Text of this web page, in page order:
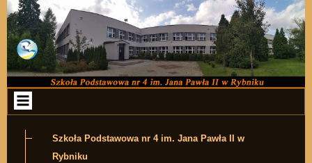
Przejdź do zawartości
Szkoła Podstawowa nr 4 im. Jana Pawła II w
Rybniku